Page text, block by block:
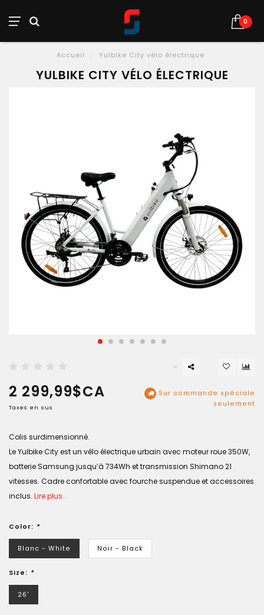
0
Accueil Yulbike City vélo électrique
YULBIKE CITY VÉLO ÉLECTRIQUE
2 299,99$CA
Taxes en sus
Sur commande spéciale
seulement
Colis surdimensionné.
Le Yulbike City est un vélo électrique urbain avec moteur roue 350W,
batterie Samsung jusqu’à 734Wh et transmission Shimano 21
vitesses. Cadre confortable avec fourche suspendue et accessoires
inclus. Lire plus..
Color: *
Blanc - White Noir - Black
Size: *
26'